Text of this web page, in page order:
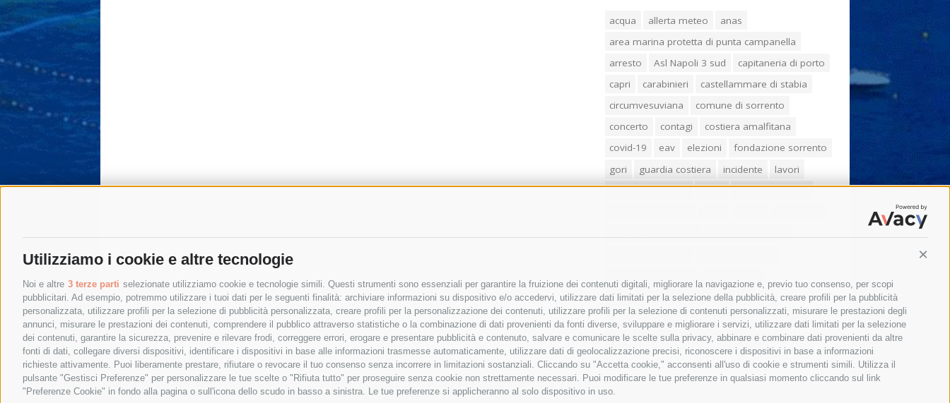
Utilizziamo i cookie e altre tecnologie
Noi e altre 3 terze parti selezionate utilizziamo cookie e tecnologie simili. Questi strumenti sono essenziali per garantire la fruizione dei contenuti digitali, migliorare la navigazione e, previo tuo consenso, per scopi
pubblicitari. Ad esempio, potremmo utilizzare i tuoi dati per le seguenti finalità: archiviare informazioni su dispositivo e/o accedervi, utilizzare dati limitati per la selezione della pubblicità, creare profili per la pubblicità
personalizzata, utilizzare profili per la selezione di pubblicità personalizzata, creare profili per la personalizzazione dei contenuti, utilizzare profili per la selezione di contenuti personalizzati, misurare le prestazioni degli
annunci, misurare le prestazioni dei contenuti, comprendere il pubblico attraverso statistiche o la combinazione di dati provenienti da fonti diverse, sviluppare e migliorare i servizi, utilizzare dati limitati per la selezione
dei contenuti, garantire la sicurezza, prevenire e rilevare frodi, correggere errori, erogare e presentare pubblicità e contenuto, salvare e comunicare le scelte sulla privacy, abbinare e combinare dati provenienti da altre
fonti di dati, collegare diversi dispositivi, identificare i dispositivi in base alle informazioni trasmesse automaticamente, utilizzare dati di geolocalizzazione precisi, riconoscere i dispositivi in base a informazioni
richieste attivamente. Puoi liberamente prestare, rifiutare o revocare il tuo consenso senza incorrere in limitazioni sostanziali. Cliccando su "Accetta cookie," acconsenti all'uso di cookie e strumenti simili. Utilizza il
pulsante "Gestisci Preferenze" per personalizzare le tue scelte o "Rifiuta tutto" per proseguire senza cookie non strettamente necessari. Puoi modificare le tue preferenze in qualsiasi momento cliccando sul link
"Preferenze Cookie" in fondo alla pagina o sull'icona dello scudo in basso a sinistra. Le tue preferenze si applicheranno al solo dispositivo in uso.
acqua allerta meteo
anas
area marina protetta di punta campanella
arresto
Asl Napoli 3 sud
capitaneria di porto
capri
carabinieri
castellammare di stabia
circumvesuviana
comune di sorrento
concerto
contagi
costiera amalfitana
covid-19
eav elezioni
fondazione sorrento
gori
guardia costiera incidente
lavori
lorenzo balducelli
mare
massa lubrense
sindaco cuomo
sorrento
studenti
temporali
treni turismo
Vico Equense
villa fiorentino
vincenzo de luca
© 2015 SorrentoPress. All rights reserved.